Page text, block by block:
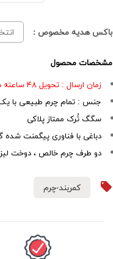
باکس هدیه مخصوص :
مشخصات محصول
زمان ارسال : تحویل ۴۸ ساعته در هر نقطه از کشور(ارسال رایگان)
جنس : تمام چرم طبیعی با یک
سگگ تُرک ممتاز پلاکی
دباغی با فناوری پیگمنت
دو طرف چرم خالص ، دوخت
کمربند-چرم